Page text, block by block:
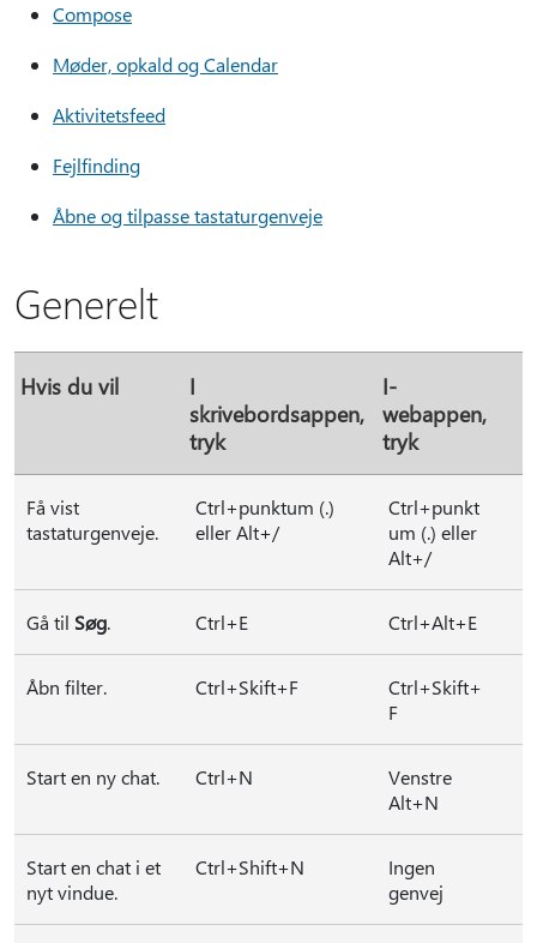
Compose
Møder, opkald og Calendar
Aktivitetsfeed
Fejlfinding
Åbne og tilpasse tastaturgenveje
Generelt
Hvis du vil
I
skrivebordsappen,
tryk
I-
webappen,
tryk
Få vist
tastaturgenveje.
Ctrl+punktum (.)
eller Alt+/
Ctrl+punkt
um (.) eller
Alt+/
Gå til Søg. Ctrl+E Ctrl+Alt+E
Åbn filter. Ctrl+Skift+F
Ctrl+Skift+
F
Start en ny chat. Ctrl+N
Venstre
Alt+N
Start en chat i et
nyt vindue.
Ctrl+Shift+N
Ingen
genvej